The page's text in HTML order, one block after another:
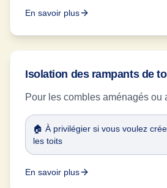
En savoir plus
Isolation des rampants de
Pour les combles aménagés ou
🏠 À privilégier si vous voulez
les toits
En savoir plus